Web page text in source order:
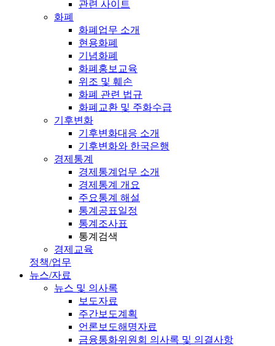
관련 사이트
화폐
화폐업무 소개
현용화폐
기념화폐
화폐홍보교육
위조 및 훼손
화폐 관련 법규
화폐교환 및 주화수급
기후변화
기후변화대응 소개
기후변화와 한국은행
경제통계
경제통계업무 소개
경제통계 개요
주요통계 해설
통계공표일정
통계조사표
통계검색
경제교육
정책/업무
뉴스/자료
뉴스 및 의사록
보도자료
주간보도계획
언론보도해명자료
금융통화위원회 의사록 및 의결사항